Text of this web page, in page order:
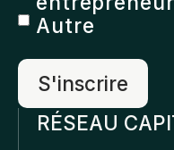
Autre
RÉSEAU